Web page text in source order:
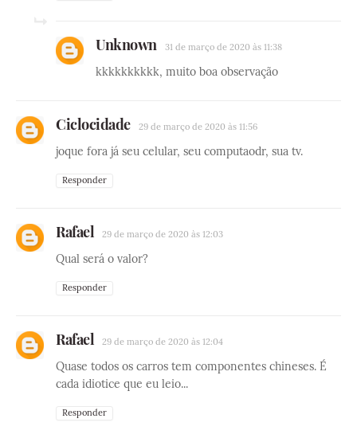
Unknown 31 de março de 2020 às 11:38
kkkkkkkkkk, muito boa observação
Ciclocidade 29 de março de 2020 às 11:56
joque fora já seu celular, seu computaodr, sua tv.
Responder
Rafael 29 de março de 2020 às 12:03
Qual será o valor?
Responder
Rafael 29 de março de 2020 às 12:04
Quase todos os carros tem componentes chineses. É
cada idiotice que eu leio...
Responder